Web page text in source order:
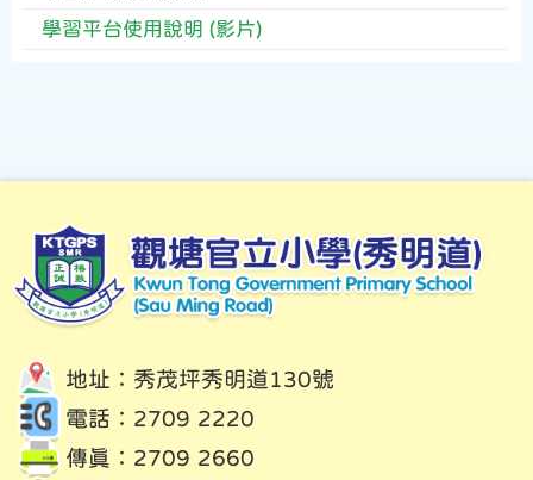
學習平台使用說明 (影片)
地址：秀茂坪秀明道130號
電話：2709 2220
傳真：2709 2660